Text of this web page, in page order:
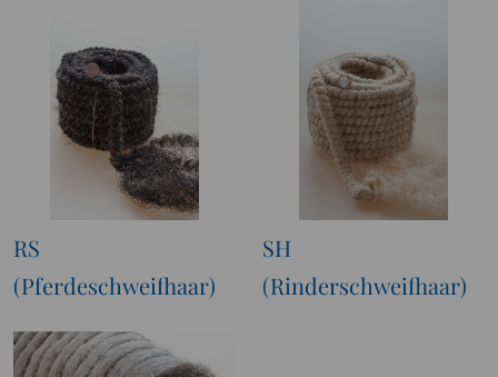
RS
(Pferdeschweifhaar)
SH
(Rinderschweifhaar)